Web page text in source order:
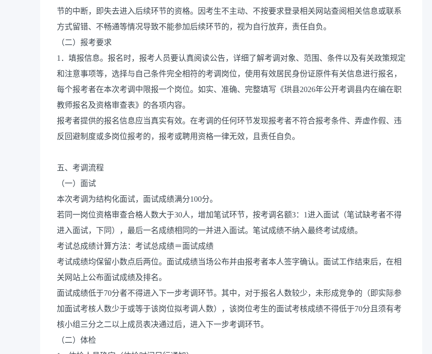
节的中断，即失去进入后续环节的资格。因考生不主动、不按要求登录相关网站查阅相关信息或联系
方式留错、不畅通等情况导致不能参加后续环节的，视为自行放弃，责任自负。
（二）报考要求
1．填报信息。报名时，报考人员要认真阅读公告，详细了解考调对象、范围、条件以及有关政策规定
和注意事项等，选择与自己条件完全相符的考调岗位，使用有效居民身份证原件有关信息进行报名，
每个报考者在本次考调中限报一个岗位。如实、准确、完整填写《珙县2026年公开考调县内在编在职
教师报名及资格审查表》的各项内容。
报考者提供的报名信息应当真实有效。在考调的任何环节发现报考者不符合报考条件、弄虚作假、违
反回避制度或多岗位报考的，报考或聘用资格一律无效，且责任自负。
五、考调流程
（一）面试
本次考调为结构化面试，面试成绩满分100分。
若同一岗位资格审查合格人数大于30人，增加笔试环节，按考调名额3：1进入面试（笔试缺考者不得
进入面试，下同），最后一名成绩相同的一并进入面试。笔试成绩不纳入最终考试成绩。
考试总成绩计算方法：考试总成绩＝面试成绩
考试成绩均保留小数点后两位。面试成绩当场公布并由报考者本人签字确认。面试工作结束后，在相
关网站上公布面试成绩及排名。
面试成绩低于70分者不得进入下一步考调环节。其中，对于报名人数较少，未形成竞争的（即实际参
加面试考核人数少于或等于该岗位拟考调人数），该岗位考生的面试考核成绩不得低于70分且须有考
核小组三分之二以上成员表决通过后，进入下一步考调环节。
（二）体检